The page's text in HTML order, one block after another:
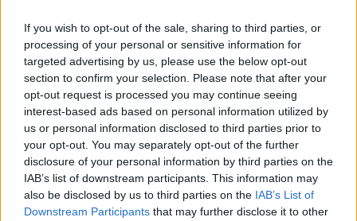
If you wish to opt-out of the sale, sharing to third parties, or
processing of your personal or sensitive information for
targeted advertising by us, please use the below opt-out
section to confirm your selection. Please note that after your
opt-out request is processed you may continue seeing
interest-based ads based on personal information utilized by
us or personal information disclosed to third parties prior to
your opt-out. You may separately opt-out of the further
disclosure of your personal information by third parties on the
IAB’s list of downstream participants. This information may
also be disclosed by us to third parties on the IAB’s List of
Downstream Participants that may further disclose it to other
„Szélkakas. Ahol a pénz van oda fordul.”
„Csak annyit, hogy szégyellje magát Rajnai Attila,
aki tényleg független újságíró volt néhány éve és
eladta magát egy Hattyúért. Azt hittem, én is
elmegyek a kempingjébe, de lemondtam róla.”
„Ekkora baromságot írni! Feltételezem a fityisz
kevesebbet tol a lölö Karc nevű förmedvénybe??”
„írja ezt a nemzethy független magyar nemzet-